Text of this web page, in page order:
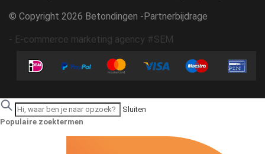
© Copyright 2026 Betondingen - Partnerbijdrage
- E-commerce marketing agency #SEM
Sluiten
Populaire zoektermen